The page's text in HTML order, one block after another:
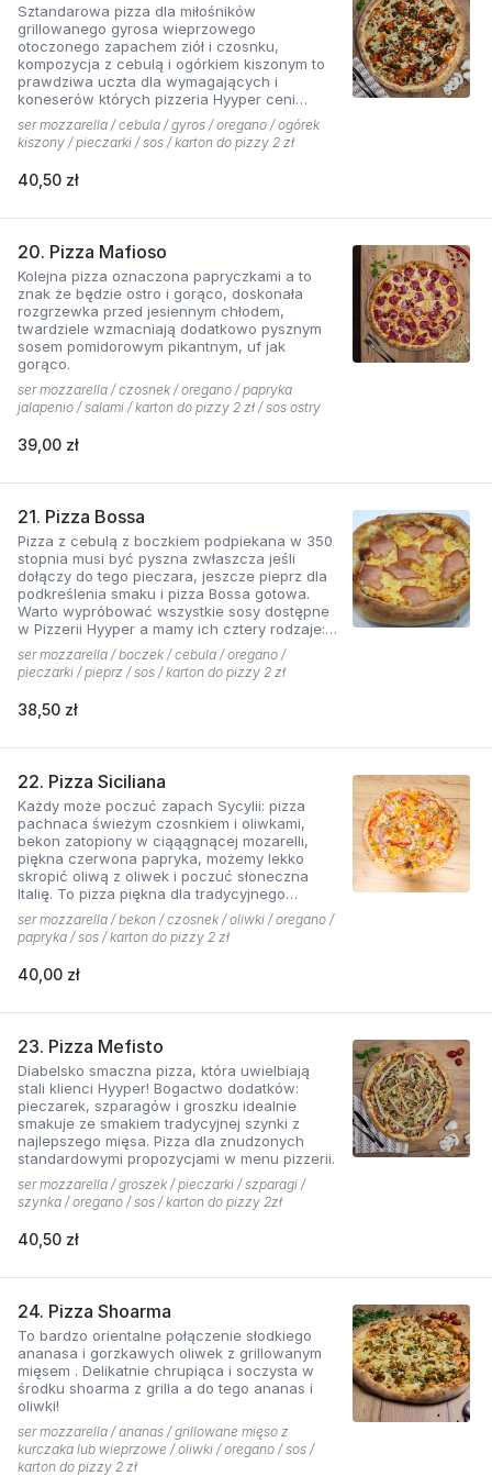
Sztandarowa pizza dla miłośników
grillowanego gyrosa wieprzowego
otoczonego zapachem ziół i czosnku,
kompozycja z cebulą i ogórkiem kiszonym to
prawdziwa uczta dla wymagających i
koneserów których pizzeria Hyyper ceni
najbardziej. . Chodzą słuchy, że gyros Hyyper
jest najlepszy w mieście
ser mozzarella / cebula / gyros / oregano / ogórek
kiszony / pieczarki / sos / karton do pizzy 2 zł
40,50 zł
20. Pizza Mafioso
Kolejna pizza oznaczona papryczkami a to
znak że będzie ostro i gorąco, doskonała
rozgrzewka przed jesiennym chłodem,
twardziele wzmacniają dodatkowo pysznym
sosem pomidorowym pikantnym, uf jak
gorąco.
ser mozzarella / czosnek / oregano / papryka
jalapenio / salami / karton do pizzy 2 zł / sos ostry
39,00 zł
21. Pizza Bossa
Pizza z cebulą z boczkiem podpiekana w 350
stopnia musi być pyszna zwłaszcza jeśli
dołączy do tego pieczara, jeszcze pieprz dla
podkreślenia smaku i pizza Bossa gotowa.
Warto wypróbować wszystkie sosy dostępne
w Pizzerii Hyyper a mamy ich cztery rodzaje:
pomidorowy łagodny, pomidorowy pikantny,
jogurtowo-czosnkowy oraz sos słodko-
kwaśny , każdy niepowtarzalny w smaku.
ser mozzarella / boczek / cebula / oregano /
pieczarki / pieprz / sos / karton do pizzy 2 zł
38,50 zł
22. Pizza Siciliana
Każdy może poczuć zapach Sycylii: pizza
pachnaca świeżym czosnkiem i oliwkami,
bekon zatopiony w ciąąągnącej mozarelli,
piękna czerwona papryka, możemy lekko
skropić oliwą z oliwek i poczuć słoneczna
Italię. To pizza piękna dla tradycyjnego
podniebienia
ser mozzarella / bekon / czosnek / oliwki / oregano /
papryka / sos / karton do pizzy 2 zł
40,00 zł
23. Pizza Mefisto
Diabelsko smaczna pizza, która uwielbiają
stali klienci Hyyper! Bogactwo dodatków:
pieczarek, szparagów i groszku idealnie
smakuje ze smakiem tradycyjnej szynki z
najlepszego mięsa. Pizza dla znudzonych
standardowymi propozycjami w menu pizzerii.
ser mozzarella / groszek / pieczarki / szparagi /
szynka / oregano / sos / karton do pizzy 2zł
40,50 zł
24. Pizza Shoarma
To bardzo orientalne połączenie słodkiego
ananasa i gorzkawych oliwek z grillowanym
mięsem . Delikatnie chrupiąca i soczysta w
środku shoarma z grilla a do tego ananas i
oliwki!
ser mozzarella / ananas / grillowane mięso z
kurczaka lub wieprzowe / oliwki / oregano / sos /
karton do pizzy 2 zł